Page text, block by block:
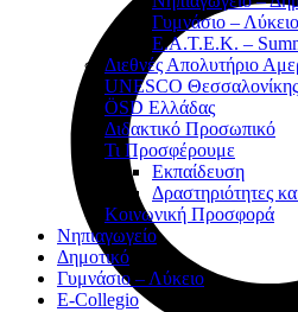
Γυμνάσιο – Λύκειο
Ε.Α.Τ.Ε.Κ. –
Διεθνές Απολυτήριο
UNESCO Θεσσαλονίκης
ÖSD Ελλάδας
Διδακτικό Προσωπικό
Τι Προσφέρουμε
Eκπαίδευση
Δραστηριότητες
Κοινωνική Προσφορά
Νηπιαγωγείο
Δημοτικό
Γυμνάσιο – Λύκειο
E-Collegio